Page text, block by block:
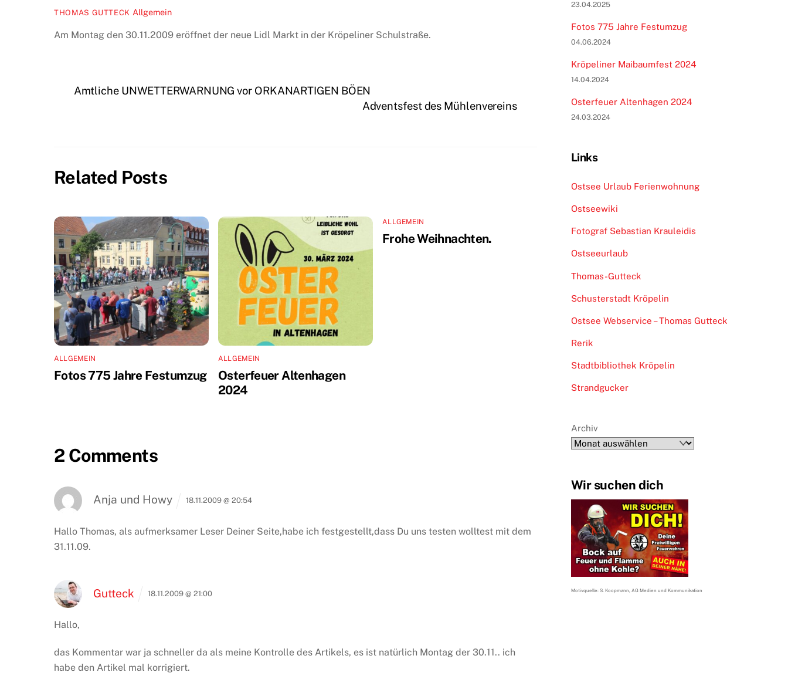
THOMAS GUTTECK Allgemein
Am Montag den 30.11.2009 eröffnet der neue Lidl Markt in der Kröpeliner Schulstraße.
Amtliche UNWETTERWARNUNG vor ORKANARTIGEN BÖEN
Adventsfest des Mühlenvereins
Related Posts
ALLGEMEIN
Fotos 775 Jahre Festumzug
ALLGEMEIN
Osterfeuer Altenhagen
2024
ALLGEMEIN
Frohe Weihnachten.
2 Comments
Anja und Howy 18.11.2009 @ 20:54
Hallo Thomas, als aufmerksamer Leser Deiner Seite,habe ich festgestellt,dass Du uns testen wolltest mit dem
31.11.09.
Gutteck 18.11.2009 @ 21:00
Hallo,
das Kommentar war ja schneller da als meine Kontrolle des Artikels, es ist natürlich Montag der 30.11.. ich
habe den Artikel mal korrigiert.
23.04.2025
Fotos 775 Jahre Festumzug
04.06.2024
Kröpeliner Maibaumfest 2024
14.04.2024
Osterfeuer Altenhagen 2024
24.03.2024
Links
Ostsee Urlaub Ferienwohnung
Ostseewiki
Fotograf Sebastian Krauleidis
Ostseeurlaub
Thomas-Gutteck
Schusterstadt Kröpelin
Ostsee Webservice – Thomas Gutteck
Rerik
Stadtbibliothek Kröpelin
Strandgucker
Archiv
Wir suchen dich
Motivquelle: S. Koopmann, AG Medien und Kommunikation